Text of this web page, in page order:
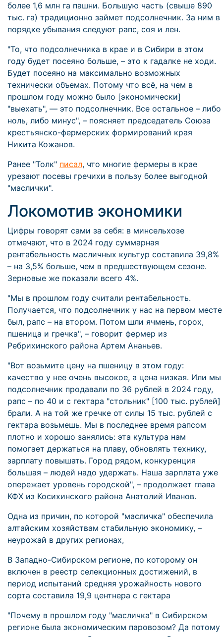
более 1,6 млн га пашни. Большую часть (свыше 890
тыс. га) традиционно займет подсолнечник. За ним в
порядке убывания следуют рапс, соя и лен.
"То, что подсолнечника в крае и в Сибири в этом
году будет посеяно больше, – это к гадалке не ходи.
Будет посеяно на максимально возможных
технически объемах. Потому что всё, на чем в
прошлом году можно было [экономически]
"выехать", — это подсолнечник. Все остальное – либо
ноль, либо минус", – поясняет председатель Союза
крестьянско-фермерских формирований края
Никита Кожанов.
Ранее "Толк" писал, что многие фермеры в крае
урезают посевы гречихи в пользу более выгодной
"маслички".
Локомотив экономики
Цифры говорят сами за себя: в минсельхозе
отмечают, что в 2024 году суммарная
рентабельность масличных культур составила 39,8%
– на 3,5% больше, чем в предшествующем сезоне.
Зерновые же показали всего 4%.
"Мы в прошлом году считали рентабельность.
Получается, что подсолнечник у нас на первом месте
был, рапс – на втором. Потом шли ячмень, горох,
пшеница и гречка", – говорит фермер из
Ребрихинского района Артем Ананьев.
"Вот возьмите цену на пшеницу в этом году:
качество у нее очень высокое, а цена низкая. Или мы
подсолнечник продавали по 36 рублей в 2024 году,
рапс – по 40 и с гектара "стольник" [100 тыс. рублей]
брали. А на той же гречке от силы 15 тыс. рублей с
гектара возьмешь. Мы в последнее время рапсом
плотно и хорошо занялись: эта культура нам
помогает держаться на плаву, обновлять технику,
зарплату повышать. Город рядом, конкуренция
большая – людей надо удержать. Наша зарплата уже
опережает уровень городской", – продолжает глава
КФХ из Косихинского района Анатолий Иванов.
Одна из причин, по которой "масличка" обеспечила
алтайским хозяйствам стабильную экономику, –
неурожай в других регионах,
В Западно-Сибирском регионе, по которому он
включен в реестр селекционных достижений, в
период испытаний средняя урожайность нового
сорта составила 19,9 центнера с гектара
"Почему в прошлом году "масличка" в Сибирском
регионе была экономическим паровозом? Да потому